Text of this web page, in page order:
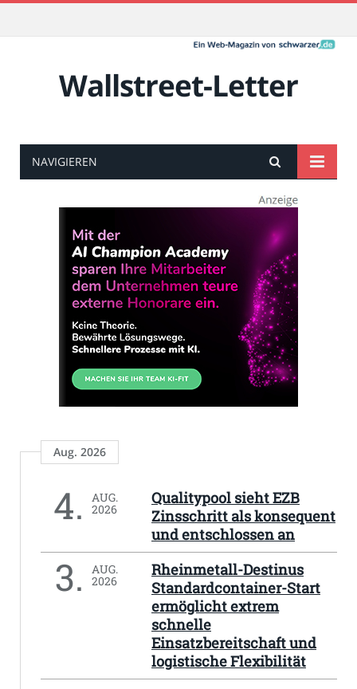
Wallstreet-Letter
NAVIGIEREN
Aug. 2026
4. AUG.
2026
Qualitypool sieht EZB
Zinsschritt als konsequent
und entschlossen an
3. AUG.
2026
Rheinmetall-Destinus
Standardcontainer-Start
ermöglicht extrem
schnelle
Einsatzbereitschaft und
logistische Flexibilität